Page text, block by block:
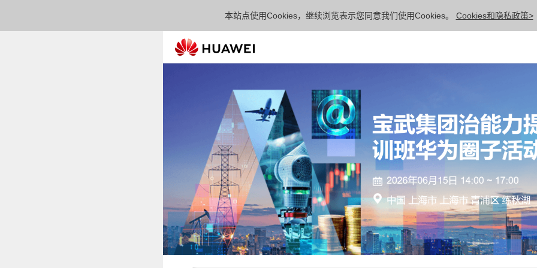
本站点使用Cookies，继续浏览表示您同意我们使用Cookies。 Cookies和隐私政策>